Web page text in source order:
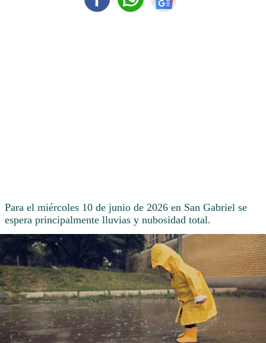
Para el miércoles 10 de junio de 2026 en San Gabriel se
espera principalmente lluvias y nubosidad total.